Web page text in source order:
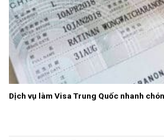
Dịch vụ làm Visa Trung Quốc nhanh